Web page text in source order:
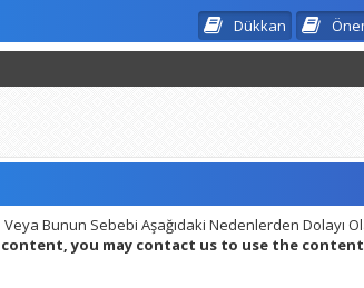
Dükkan
Bunun Sebebi Aşağıdaki Nedenlerden Dolayı
content, you may contact us to use the